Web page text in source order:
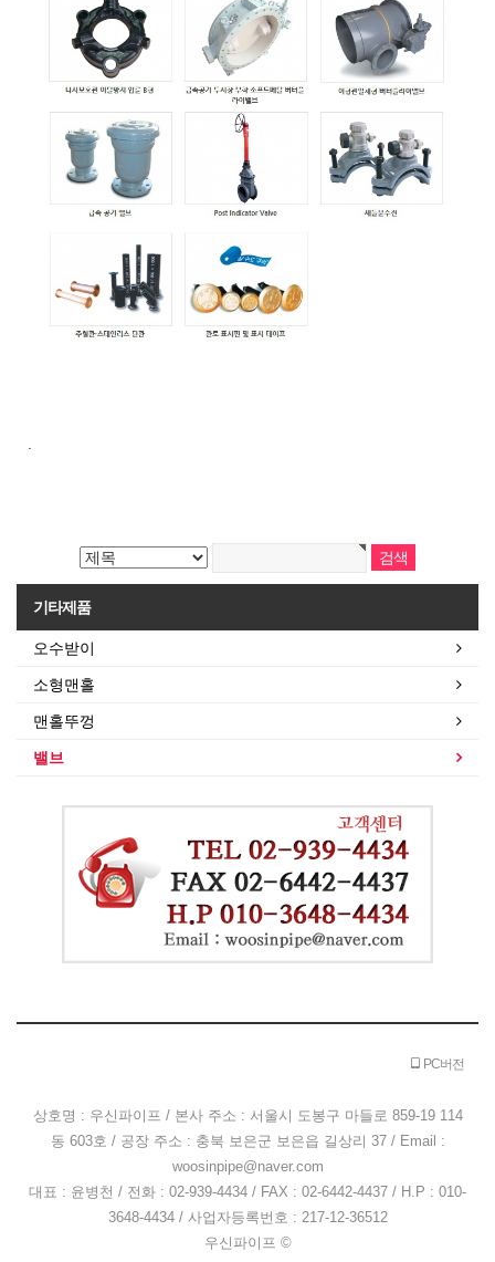
기타제품
오수받이
소형맨홀
맨홀뚜껑
밸브
PC버전
상호명 : 우신파이프 / 본사 주소 : 서울시 도봉구 마들로 859-19 114
동 603호 / 공장 주소 : 충북 보은군 보은읍 길상리 37 / Email :
woosinpipe@naver.com
대표 : 윤병천 / 전화 : 02-939-4434 / FAX : 02-6442-4437 / H.P : 010-
3648-4434 / 사업자등록번호 : 217-12-36512
우신파이프 ©